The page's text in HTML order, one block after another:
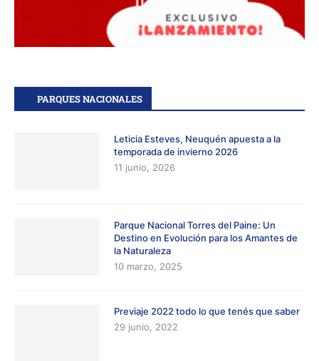
PARQUES NACIONALES
Leticia Esteves, Neuquén apuesta a la
temporada de invierno 2026
11 junio, 2026
Parque Nacional Torres del Paine: Un
Destino en Evolución para los Amantes de
la Naturaleza
10 marzo, 2025
Previaje 2022 todo lo que tenés que saber
29 junio, 2022